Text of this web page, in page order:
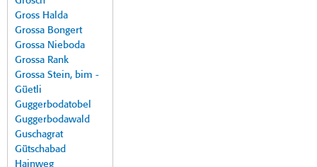
Gross Halda
Grossa Bongert
Grossa Nieboda
Grossa Rank
Grossa Stein, bim -
Güetli
Guggerbodatobel
Guggerbodawald
Guschagrat
Gütschabad
Hainweg